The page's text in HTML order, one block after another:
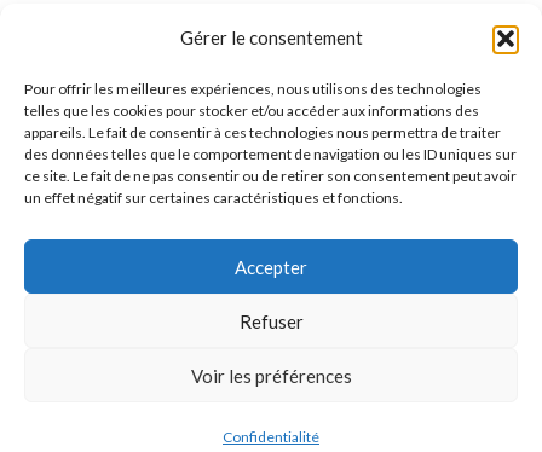
Gérer le consentement
Pour offrir les meilleures expériences, nous utilisons des technologies
telles que les cookies pour stocker et/ou accéder aux informations des
appareils. Le fait de consentir à ces technologies nous permettra de traiter
des données telles que le comportement de navigation ou les ID uniques sur
ce site. Le fait de ne pas consentir ou de retirer son consentement peut avoir
un effet négatif sur certaines caractéristiques et fonctions.
Accepter
Refuser
Voir les préférences
Confidentialité
Mentions Légales
Qui sommes-nous ?
Mentions Légales
Politique de Confidentialité
Contact
© 2026 Mutuelles.com• Construit avec
utilisateurs ce mois-ci